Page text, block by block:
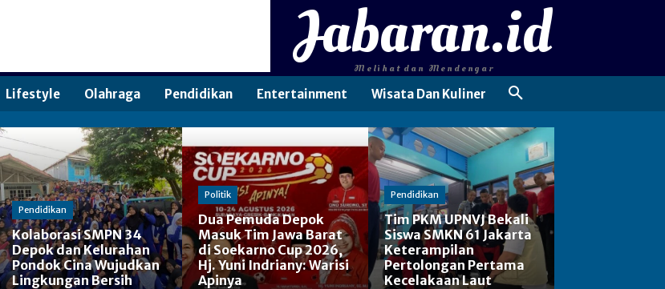
Jabaran.id
Melihat dan Mendengar
Lifestyle Olahraga Pendidikan Entertainment Wisata Dan Kuliner
Pendidikan
Kolaborasi SMPN 34
Depok dan Kelurahan
Pondok Cina Wujudkan
Lingkungan Bersih
Politik
Dua Pemuda Depok
Masuk Tim Jawa Barat
di Soekarno Cup 2026,
Hj. Yuni Indriany: Warisi
Apinya
Pendidikan
Tim PKM UPNVJ Bekali
Siswa SMKN 61 Jakarta
Keterampilan
Pertolongan Pertama
Kecelakaan Laut